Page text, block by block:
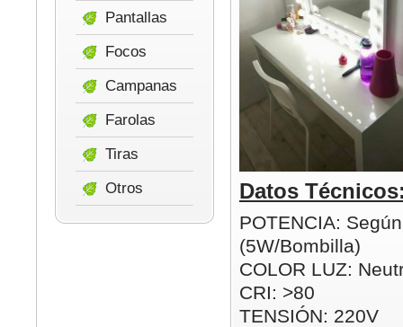
Datos
POTENCIA:
(5W/Bombilla)
COLOR LUZ:
CRI: >80
TENSIÓN: 220V
Pantallas
Focos
Campanas
Farolas
Tiras
Otros